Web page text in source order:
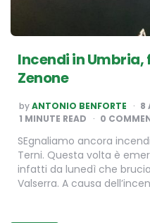
Incendi in Umbria,
Zenone
POSTED
BY
byANTONIO BENFORTE
8
1 MINUTE READ 0
SEgnaliamo ancora
Terni. Questa volta è
infatti da lunedì che
Valserra. A causa